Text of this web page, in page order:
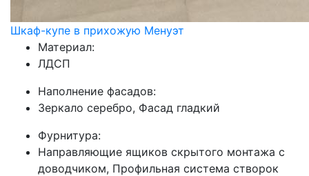
Шкаф-купе в прихожую Менуэт
Материал:
ЛДСП
Наполнение фасадов:
Зеркало серебро, Фасад гладкий
Фурнитура:
Направляющие ящиков скрытого монтажа с
доводчиком, Профильная система створок